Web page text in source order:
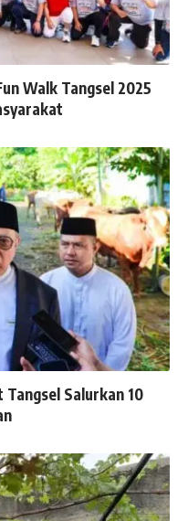
Walk Tangsel 2025
Salurkan 10